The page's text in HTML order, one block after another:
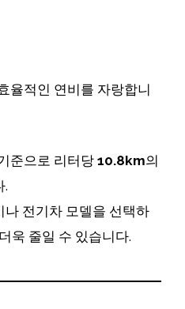
율적인 연비를 자랑합니
준으로 리터당 10.8km의
.
전기차 모델을 선택하
욱 줄일 수 있습니다.